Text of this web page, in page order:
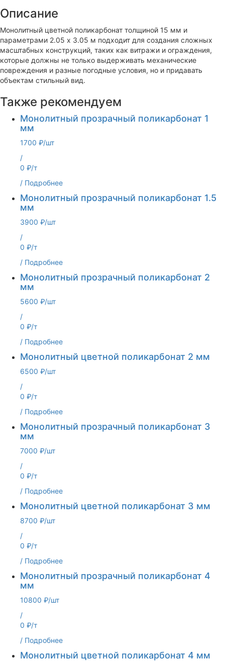
Описание
Монолитный цветной поликарбонат толщиной 15 мм и
параметрами 2.05 х 3.05 м подходит для создания сложных
масштабных конструкций, таких как витражи и ограждения,
которые должны не только выдерживать механические
повреждения и разные погодные условия, но и придавать
объектам стильный вид.
Также рекомендуем
Монолитный прозрачный поликарбонат 1
мм
1700 ₽/шт
/
0 ₽/т
/ Подробнее
Монолитный прозрачный поликарбонат 1.5
мм
3900 ₽/шт
/
0 ₽/т
/ Подробнее
Монолитный прозрачный поликарбонат 2
мм
5600 ₽/шт
/
0 ₽/т
/ Подробнее
Монолитный цветной поликарбонат 2 мм
6500 ₽/шт
/
0 ₽/т
/ Подробнее
Монолитный прозрачный поликарбонат 3
мм
7000 ₽/шт
/
0 ₽/т
/ Подробнее
Монолитный цветной поликарбонат 3 мм
8700 ₽/шт
/
0 ₽/т
/ Подробнее
Монолитный прозрачный поликарбонат 4
мм
10800 ₽/шт
/
0 ₽/т
/ Подробнее
Монолитный цветной поликарбонат 4 мм